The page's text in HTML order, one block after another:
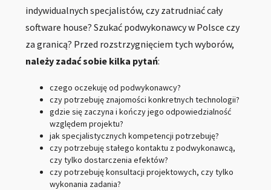
indywidualnych specjalistów, czy zatrudniać cały
software house? Szukać podwykonawcy w Polsce czy
za granicą? Przed rozstrzygnięciem tych wyborów,
należy zadać sobie kilka pytań:
czego oczekuję od podwykonawcy?
czy potrzebuję znajomości konkretnych technologii?
gdzie się zaczyna i kończy jego odpowiedzialność
względem projektu?
jak specjalistycznych kompetencji potrzebuję?
czy potrzebuję stałego kontaktu z podwykonawcą,
czy tylko dostarczenia efektów?
czy potrzebuję konsultacji projektowych, czy tylko
wykonania zadania?